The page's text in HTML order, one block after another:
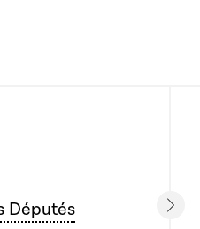
Députés